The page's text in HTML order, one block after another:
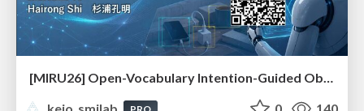
[MIRU26] Open-Vocabulary Intention-Guided Object Detection in Diverse Scenes